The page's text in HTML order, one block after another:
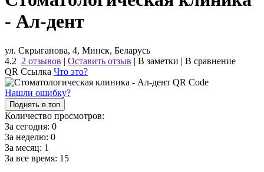
- Ал-дент
ул. Скрыганова, 4, Минск, Беларусь
4.2 2 отзывов | Оставить отзыв | В заметки | В сравнение
QR Ссылка Что это?
Нашли ошибку?
Поднять в топ
Количество просмотров:
За сегодня: 0
За неделю: 0
За месяц: 1
За все время: 15